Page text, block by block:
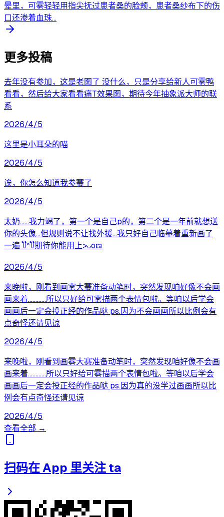
晕里，可雾轻轻用指尖抚过患者桑的脸颊，患者桑纱布下的伤
口还渗着血珠...
更多投稿
去年没有参加，这是老图了 没什么，只是分享给新人可雾鸭
看看，然后给大家看看痛T效果图，期待今年抽象派大师的联
系
2026/4/5
这里是小耳朵的喵
2026/4/5
诶，你怎么知道我参赛了
2026/4/5
太奶……我力竭了，第一个是自己p的，第二个是一年前就想送
你的头像…但规则说不让找外援…我只好自己临摹着重新画了
一遍 ꒦ິ^꒦ິ期待你能用上>ᴗoಣ
2026/4/5
来晚啦，刚看到画雾大赛准备动笔时，突然发现咱好像不会画
画来着…………所以只好给可雾描两个表情包啦。等咱以后学会
画画后一定会投正经的作品哒 ps.因为不会画画所以比例会有
点奇怪还请见谅
2026/4/5
来晚啦，刚看到画雾大赛准备动笔时，突然发现咱好像不会画
画来着…………所以只好给可雾描两个表情包啦。等咱以后学会
画画后一定会投正经的作品哒 ps.因为真的没学过画画所以比
例会有点奇怪还请见谅
2026/4/5
查看全部 →
扫码在 App 里关注 ta